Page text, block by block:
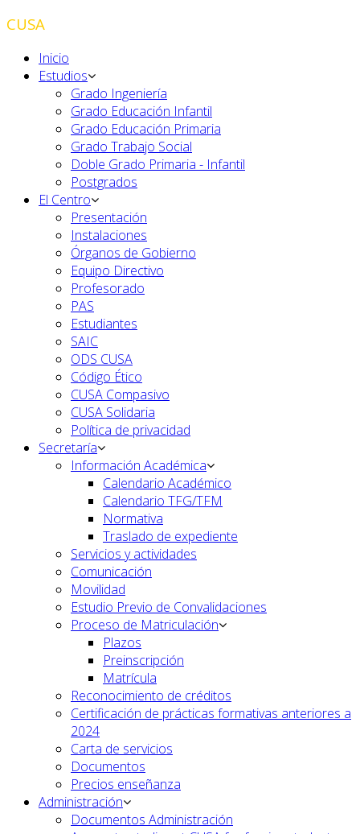
CUSA
Inicio
Estudios
Grado Ingeniería
Grado Educación Infantil
Grado Educación Primaria
Grado Trabajo Social
Doble Grado Primaria - Infantil
Postgrados
El Centro
Presentación
Instalaciones
Órganos de Gobierno
Equipo Directivo
Profesorado
PAS
Estudiantes
SAIC
ODS CUSA
Código Ético
CUSA Compasivo
CUSA Solidaria
Política de privacidad
Secretaría
Información Académica
Calendario Académico
Calendario TFG/TFM
Normativa
Traslado de expediente
Servicios y actividades
Comunicación
Movilidad
Estudio Previo de Convalidaciones
Proceso de Matriculación
Plazos
Preinscripción
Matrícula
Reconocimiento de créditos
Certificación de prácticas formativas anteriores a
2024
Carta de servicios
Documentos
Precios enseñanza
Administración
Documentos Administración